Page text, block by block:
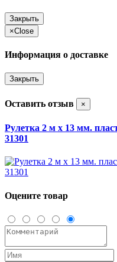
Закрыть
×Close
Информация о доставке
Закрыть
Оставить отзыв ×
Рулетка 2 м х 13 мм.
31301
Оцените товар